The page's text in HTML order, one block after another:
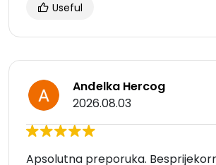
Useful
Anđelka Hercog
2026.08.03
Apsolutna preporuka.